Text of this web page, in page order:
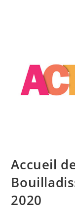
Accueil
2020